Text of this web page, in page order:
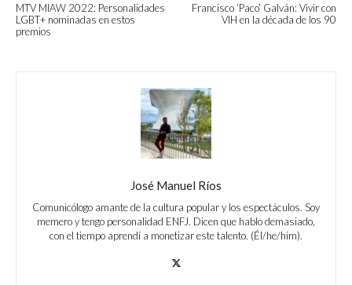
MTV MIAW 2022: Personalidades
LGBT+ nominadas en estos
premios
Francisco ‘Paco’ Galván: Vivir con
VIH en la década de los 90
José Manuel Ríos
Comunicólogo amante de la cultura popular y los espectáculos. Soy
memero y tengo personalidad ENFJ. Dicen que hablo demasiado,
con el tiempo aprendí a monetizar este talento. (Él/he/him).